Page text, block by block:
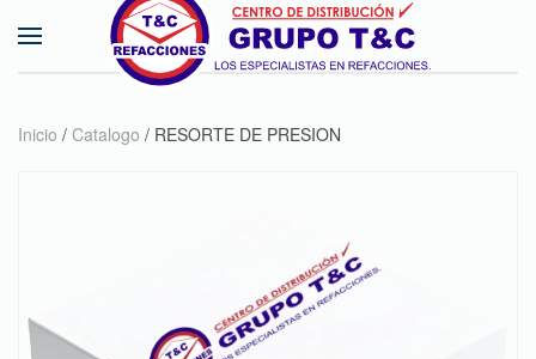
Skip to main content
Inicio / Catalogo / RESORTE DE PRESION